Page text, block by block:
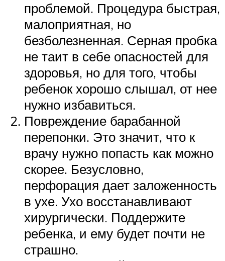
проблемой. Процедура быстрая,
малоприятная, но
безболезненная. Серная пробка
не таит в себе опасностей для
здоровья, но для того, чтобы
ребенок хорошо слышал, от нее
нужно избавиться.
Повреждение барабанной
перепонки. Это значит, что к
врачу нужно попасть как можно
скорее. Безусловно,
перфорация дает заложенность
в ухе. Ухо восстанавливают
хирургически. Поддержите
ребенка, и ему будет почти не
страшно.